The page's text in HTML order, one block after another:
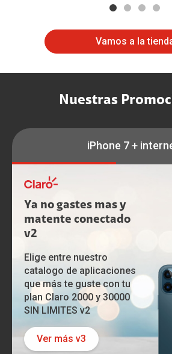
Vamos a la
Nuestras
iPhone 7 +
Ya no gastes mas y
matente conectado
v2
Elige entre nuestro
catalogo de aplicaciones
que más te guste con tu
plan Claro 2000 y 30000
SIN LIMITES v2
Ver más v3